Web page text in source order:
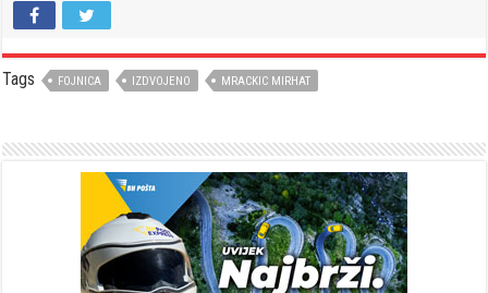
Tags FOJNICA IZDVOJENO MRACKIC MIRHAT